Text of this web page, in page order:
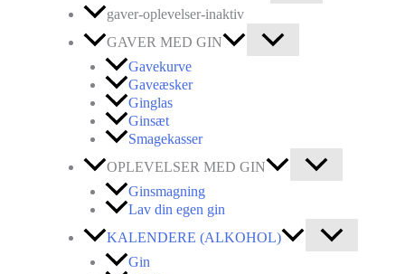
gaver-oplevelser-inaktiv
GAVER MED GIN
Gavekurve
Gaveæsker
Ginglas
Ginsæt
Smagekasser
OPLEVELSER MED GIN
Ginsmagning
Lav din egen gin
KALENDERE (ALKOHOL)
Gin